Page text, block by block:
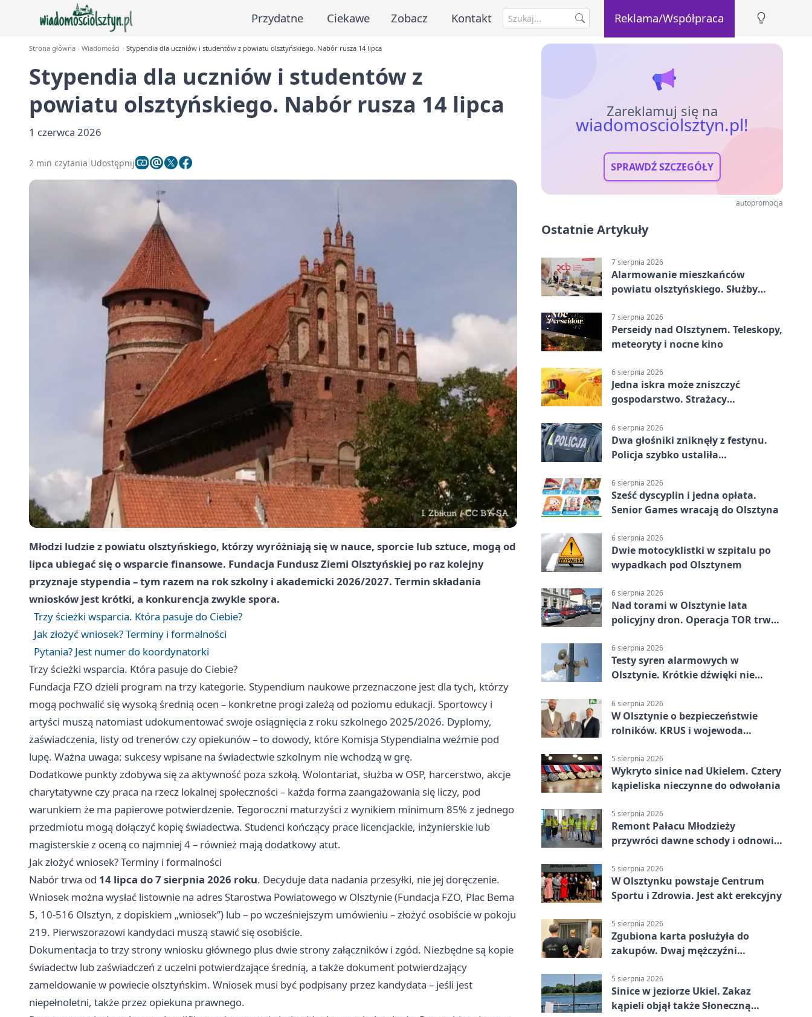
Przydatne Ciekawe Zobacz Kontakt Reklama/Współpraca
Strona główna Wiadomości Stypendia dla uczniów i studentów z powiatu olsztyńskiego. Nabór rusza 14 lipca
Stypendia dla uczniów i studentów z
powiatu olsztyńskiego. Nabór rusza 14 lipca
1 czerwca 2026
2 min czytania Udostępnij
Młodzi ludzie z powiatu olsztyńskiego, którzy wyróżniają się w nauce, sporcie lub sztuce, mogą od
lipca ubiegać się o wsparcie finansowe. Fundacja Fundusz Ziemi Olsztyńskiej po raz kolejny
przyznaje stypendia – tym razem na rok szkolny i akademicki 2026/2027. Termin składania
wniosków jest krótki, a konkurencja zwykle spora.
Trzy ścieżki wsparcia. Która pasuje do Ciebie?
Jak złożyć wniosek? Terminy i formalności
Pytania? Jest numer do koordynatorki
Trzy ścieżki wsparcia. Która pasuje do Ciebie?
Fundacja FZO dzieli program na trzy kategorie. Stypendium naukowe przeznaczone jest dla tych, którzy
mogą pochwalić się wysoką średnią ocen – konkretne progi zależą od poziomu edukacji. Sportowcy i
artyści muszą natomiast udokumentować swoje osiągnięcia z roku szkolnego 2025/2026. Dyplomy,
zaświadczenia, listy od trenerów czy opiekunów – to dowody, które Komisja Stypendialna weźmie pod
lupę. Ważna uwaga: sukcesy wpisane na świadectwie szkolnym nie wchodzą w grę.
Dodatkowe punkty zdobywa się za aktywność poza szkołą. Wolontariat, służba w OSP, harcerstwo, akcje
charytatywne czy praca na rzecz lokalnej społeczności – każda forma zaangażowania się liczy, pod
warunkiem że ma papierowe potwierdzenie. Tegoroczni maturzyści z wynikiem minimum 85% z jednego
przedmiotu mogą dołączyć kopię świadectwa. Studenci kończący prace licencjackie, inżynierskie lub
magisterskie z oceną co najmniej 4 – również mają dodatkowy atut.
Jak złożyć wniosek? Terminy i formalności
Nabór trwa od 14 lipca do 7 sierpnia 2026 roku. Decyduje data nadania przesyłki, nie jej doręczenie.
Wniosek można wysłać listownie na adres Starostwa Powiatowego w Olsztynie (Fundacja FZO, Plac Bema
5, 10-516 Olsztyn, z dopiskiem „wniosek”) lub – po wcześniejszym umówieniu – złożyć osobiście w pokoju
219. Pierwszorazowi kandydaci muszą stawić się osobiście.
Dokumentacja to trzy strony wniosku głównego plus dwie strony załączników i zgód. Niezbędne są kopie
świadectw lub zaświadczeń z uczelni potwierdzające średnią, a także dokument potwierdzający
zameldowanie w powiecie olsztyńskim. Wniosek musi być podpisany przez kandydata – jeśli jest
niepełnoletni, także przez opiekuna prawnego.
Zareklamuj się na
wiadomosciolsztyn.pl!
SPRAWDŹ SZCZEGÓŁY
autopromocja
Ostatnie Artykuły
7 sierpnia 2026
Alarmowanie mieszkańców
powiatu olsztyńskiego. Służby
7 sierpnia 2026
Perseidy nad Olsztynem. Teleskopy,
meteoryty i nocne kino
6 sierpnia 2026
Jedna iskra może zniszczyć
gospodarstwo. Strażacy
6 sierpnia 2026
Dwa głośniki zniknęły z festynu.
Policja szybko ustaliła
6 sierpnia 2026
Sześć dyscyplin i jedna opłata.
Senior Games wracają do Olsztyna
6 sierpnia 2026
Dwie motocyklistki w szpitalu po
wypadkach pod Olsztynem
6 sierpnia 2026
Nad torami w Olsztynie lata
policyjny dron. Operacja TOR trwa
6 sierpnia 2026
Testy syren alarmowych w
Olsztynie. Krótkie dźwięki nie
6 sierpnia 2026
W Olsztynie o bezpieczeństwie
rolników. KRUS i wojewoda
5 sierpnia 2026
Wykryto sinice nad Ukielem. Cztery
kąpieliska nieczynne do odwołania
5 sierpnia 2026
Remont Pałacu Młodzieży
przywróci dawne schody i odnowi
5 sierpnia 2026
W Olsztynku powstaje Centrum
Sportu i Zdrowia. Jest akt erekcyjny
5 sierpnia 2026
Zgubiona karta posłużyła do
zakupów. Dwaj mężczyźni
5 sierpnia 2026
Sinice w jeziorze Ukiel. Zakaz
kąpieli objął także Słoneczną